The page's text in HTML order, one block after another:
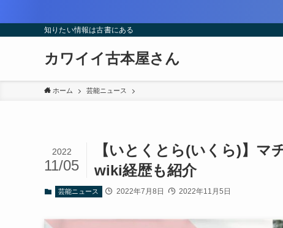
知りたい情報は古書にある
カワイイ古本屋さん
ホーム 芸能ニュース
【いとくとら(いくら)】マ
wiki経歴も紹介
2022
11/05
芸能ニュース 2022年7月8日 2022年11月5日